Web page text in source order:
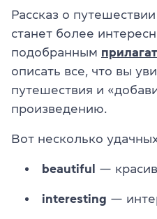
Рассказ о
станет более
подобранным
описать все, что вы
путешествия и
произведению.
Вот несколько
beautiful —
interesting —